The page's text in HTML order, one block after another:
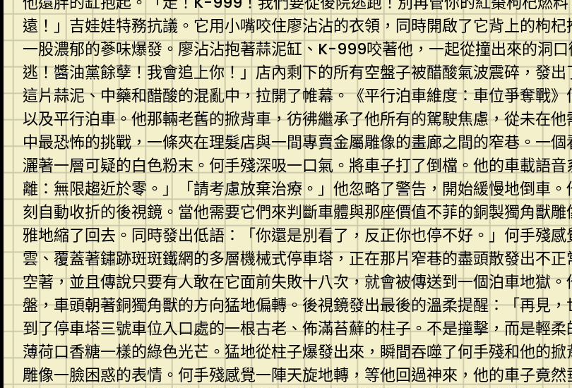
遠！」吉娃娃特務抗議。它用小嘴咬住廖沾沾的衣領，同時開啟了它背上的枸
一股濃郁的蔘味爆發。廖沾沾抱著蒜泥缸、K-999咬著他，一起從撞出來的洞
逃！醬油黨餘孽！我會追上你！」店內剩下的所有空盤子被醋酸氣波震碎，發出
這片蒜泥、中藥和醋酸的混亂中，拉開了帷幕。《平行泊車維度：車位爭奪戰
以及平行泊車。他那輛老舊的掀背車，彷彿繼承了他所有的駕駛焦慮，從未在
中最恐怖的挑戰，一條夾在理髮店與一間專賣金屬雕像的畫廊之間的窄巷。一
灑著一層可疑的白色粉末。何手殘深吸一口氣。將車子打了倒檔。他的車載語
離：無限趨近於零。」「請考慮放棄治療。」他忽略了警告，開始緩慢地倒車
刻自動收折的後視鏡。當他需要它們來判斷車體與那座價值不菲的銅製獨角獸
雅地縮了回去。同時發出低語：「你還是別看了，反正你也停不好。」何手殘
雲、覆蓋著鏽跡斑斑鐵網的多層機械式停車塔，正在那片窄巷的盡頭散發出不
空著，並且傳說只要有人敢在它面前失敗十八次，就會被傳送到一個泊車地獄
盤，車頭朝著銅獨角獸的方向猛地偏轉。後視鏡發出最後的溫柔提醒：「再見
到了停車塔三號車位入口處的一根古老、佈滿苔蘚的柱子。不是撞擊，而是輕
薄荷口香糖一樣的綠色光芒。猛地從柱子爆發出來，瞬間吞噬了何手殘和他的
雕像一臉困惑的表情。何手殘感覺一陣天旋地轉，等他回過神來，他的車子竟